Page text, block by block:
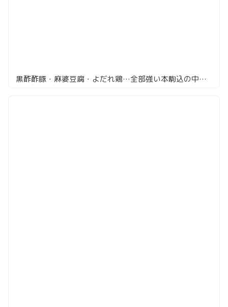
黒酢酢豚・麻婆豆腐・よだれ鶏…全部強い本駒込の中華がすごい「豊栄」